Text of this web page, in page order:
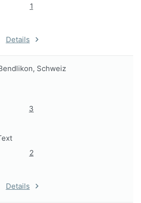
1
Details
Schweiz
3
2
Details